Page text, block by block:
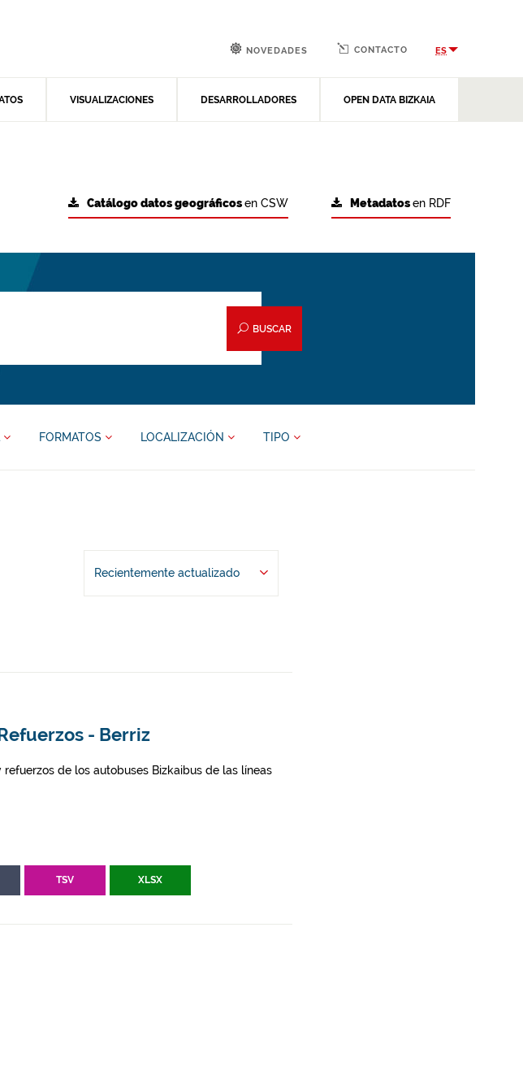
VISUALIZACIONES DESARROLLADORES OPEN DATA BIZKAIA
NOVEDADES CONTACTO ES
Metadatosen RDF
Catálogo datos geográficosen CSW
BUSCAR
FORMATOS LOCALIZACIÓN TIPO
Recientemente actualizado
- Berriz
de los autobuses Bizkaibus de las líneas
TSV XLSX